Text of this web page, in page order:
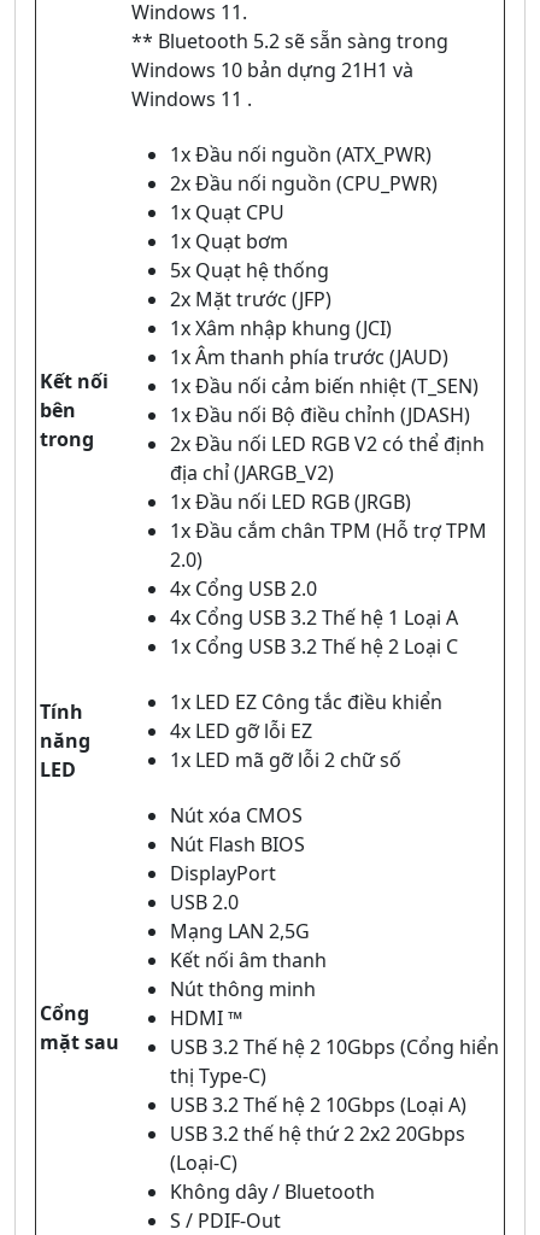
Windows 11.
** Bluetooth 5.2 sẽ sẵn sàng trong
Windows 10 bản dựng 21H1 và
Windows 11 .
Kết nối
bên
trong
1x Đầu nối nguồn (ATX_PWR)
2x Đầu nối nguồn (CPU_PWR)
1x Quạt CPU
1x Quạt bơm
5x Quạt hệ thống
2x Mặt trước (JFP)
1x Xâm nhập khung (JCI)
1x Âm thanh phía trước (JAUD)
1x Đầu nối cảm biến nhiệt (T_SEN)
1x Đầu nối Bộ điều chỉnh (JDASH)
2x Đầu nối LED RGB V2 có thể định
địa chỉ (JARGB_V2)
1x Đầu nối LED RGB (JRGB)
1x Đầu cắm chân TPM (Hỗ trợ TPM
2.0)
4x Cổng USB 2.0
4x Cổng USB 3.2 Thế hệ 1 Loại A
1x Cổng USB 3.2 Thế hệ 2 Loại C
Tính
năng
LED
1x LED EZ Công tắc điều khiển
4x LED gỡ lỗi EZ
1x LED mã gỡ lỗi 2 chữ số
Cổng
mặt sau
Nút xóa CMOS
Nút Flash BIOS
DisplayPort
USB 2.0
Mạng LAN 2,5G
Kết nối âm thanh
Nút thông minh
HDMI ™
USB 3.2 Thế hệ 2 10Gbps (Cổng hiển
thị Type-C)
USB 3.2 Thế hệ 2 10Gbps (Loại A)
USB 3.2 thế hệ thứ 2 2x2 20Gbps
(Loại-C)
Không dây / Bluetooth
S / PDIF-Out